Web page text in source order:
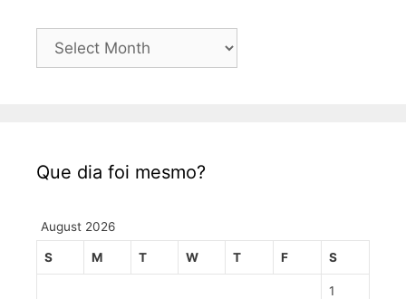
Postagens
Que dia foi mesmo?
August 2026
S M T W T F S
1